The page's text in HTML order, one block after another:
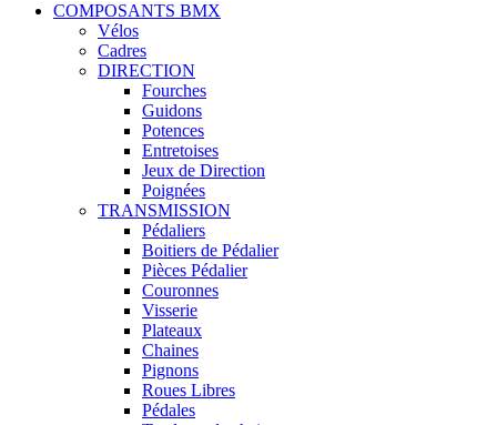
COMPOSANTS BMX
Vélos
Cadres
DIRECTION
Fourches
Guidons
Potences
Entretoises
Jeux de Direction
Poignées
TRANSMISSION
Pédaliers
Boitiers de Pédalier
Pièces Pédalier
Couronnes
Visserie
Plateaux
Chaines
Pignons
Roues Libres
Pédales